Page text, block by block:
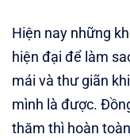
Hiện nay những
hiện đại để làm
mái và thư giãn
mình là được.
thăm thì hoàn